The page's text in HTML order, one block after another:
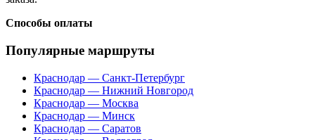
Способы оплаты
Популярные маршруты
Краснодар — Санкт-Петербург
Краснодар — Нижний Новгород
Краснодар — Москва
Краснодар — Минск
Краснодар — Саратов